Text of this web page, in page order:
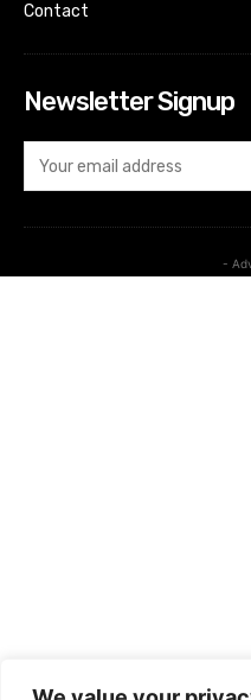
Contact
Newsletter Signup
-